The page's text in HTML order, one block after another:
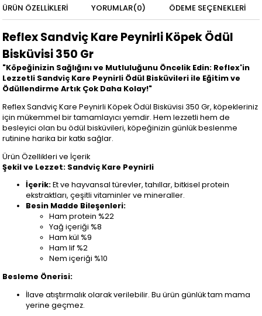
ÜRÜN ÖZELLIKLERI YORUMLAR(0) ÖDEME SEÇENEKLERI
Reflex Sandviç Kare Peynirli Köpek Ödül
Bisküvisi 350 Gr
"Köpeğinizin Sağlığını ve Mutluluğunu Öncelik Edin: Reflex'in
Lezzetli Sandviç Kare Peynirli Ödül Bisküvileri ile Eğitim ve
Ödüllendirme Artık Çok Daha Kolay!"
Reflex Sandviç Kare Peynirli Köpek Ödül Bisküvisi 350 Gr, köpekleriniz
için mükemmel bir tamamlayıcı yemdir. Hem lezzetli hem de
besleyici olan bu ödül bisküvileri, köpeğinizin günlük beslenme
rutinine harika bir katkı sağlar.
Ürün Özellikleri ve İçerik
Şekil ve Lezzet: Sandviç Kare Peynirli
İçerik:Et ve hayvansal türevler, tahıllar, bitkisel protein
ekstraktları, çeşitli vitaminler ve mineraller.
Besin Madde Bileşenleri:
Ham protein %22
Yağ içeriği %8
Ham kül %9
Ham lif %2
Nem içeriği %10
Besleme Önerisi:
İlave atıştırmalık olarak verilebilir. Bu ürün günlük tam mama
yerine geçmez.